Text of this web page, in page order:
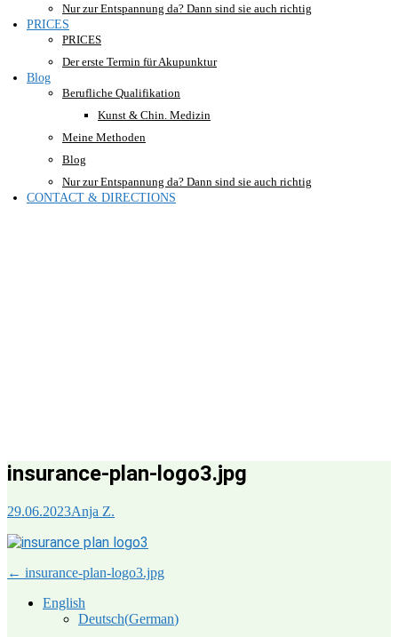
Nur zur Entspannung da? Dann sind sie auch richtig
PRICES
PRICES
Der erste Termin für Akupunktur
Blog
Berufliche Qualifikation
Kunst & Chin. Medizin
Meine Methoden
Blog
Nur zur Entspannung da? Dann sind sie auch richtig
CONTACT & DIRECTIONS
insurance-plan-logo3.jpg
29.06.2023Anja Z.
Post
navigation
← insurance-plan-logo3.jpg
English
Deutsch(German)